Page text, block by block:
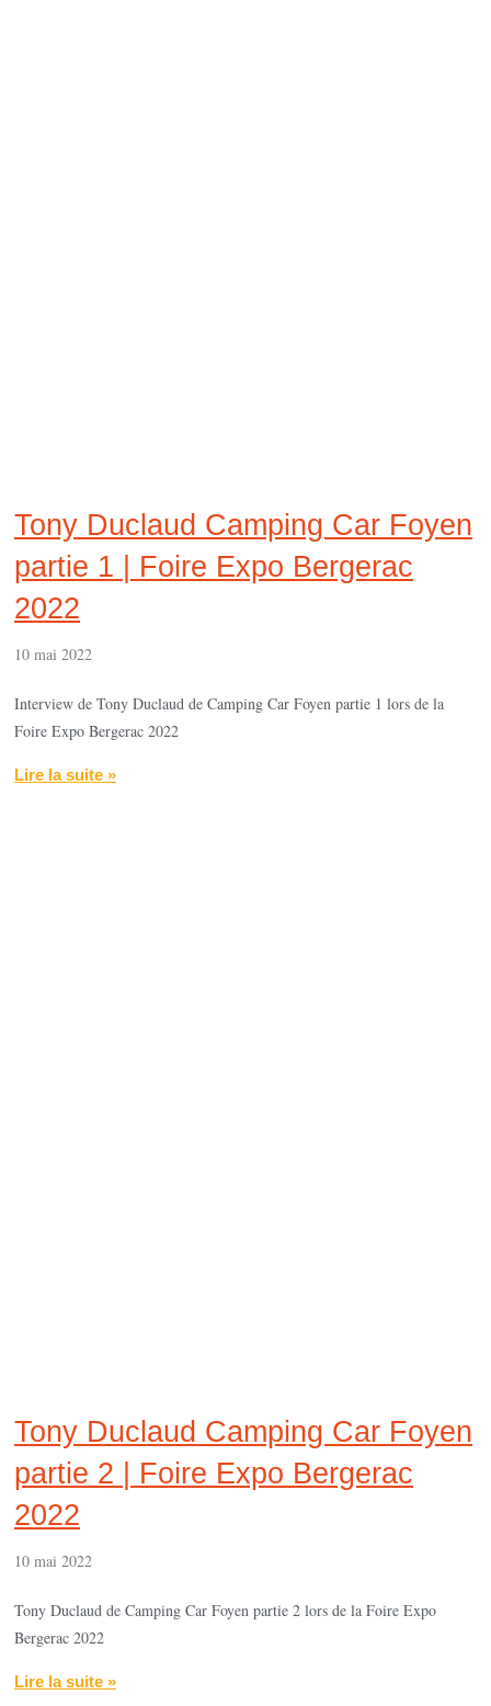
Tony Duclaud Camping Car Foyen
partie 1 | Foire Expo Bergerac
2022
10 mai 2022
Interview de Tony Duclaud de Camping Car Foyen partie 1 lors de la
Foire Expo Bergerac 2022
Lire la suite »
Tony Duclaud Camping Car Foyen
partie 2 | Foire Expo Bergerac
2022
10 mai 2022
Tony Duclaud de Camping Car Foyen partie 2 lors de la Foire Expo
Bergerac 2022
Lire la suite »